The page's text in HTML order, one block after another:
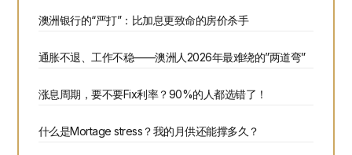
澳洲银行的“严打”：比加息更致命的房价杀手
通胀不退、工作不稳——澳洲人2026年最难绕的”两道弯”
涨息周期，要不要Fix利率？90%的人都选错了！
什么是Mortage stress？我的月供还能撑多久？